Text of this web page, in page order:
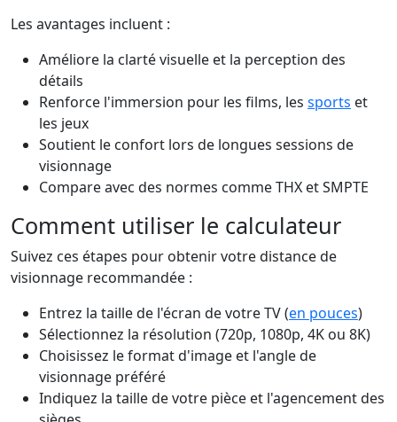
Les avantages incluent :
Améliore la clarté visuelle et la perception des
détails
Renforce l'immersion pour les films, les sports et
les jeux
Soutient le confort lors de longues sessions de
visionnage
Compare avec des normes comme THX et SMPTE
Comment utiliser le calculateur
Suivez ces étapes pour obtenir votre distance de
visionnage recommandée :
Entrez la taille de l'écran de votre TV (en pouces)
Sélectionnez la résolution (720p, 1080p, 4K ou 8K)
Choisissez le format d'image et l'angle de
visionnage préféré
Indiquez la taille de votre pièce et l'agencement des